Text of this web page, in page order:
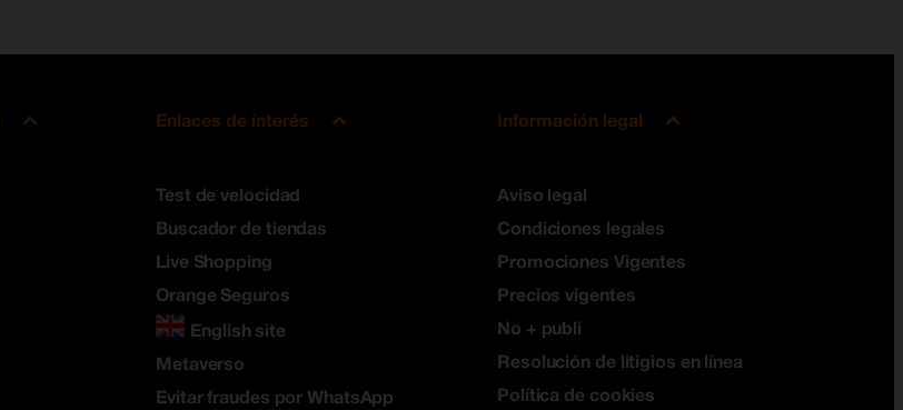
Enlaces de interés
Test de velocidad
Buscador de tiendas
Live Shopping
Orange Seguros
English site
Metaverso
Evitar fraudes por WhatsApp
Información legal
Aviso legal
Condiciones legales
Promociones Vigentes
Precios vigentes
No + publi
Resolución de litigios en línea
Política de cookies